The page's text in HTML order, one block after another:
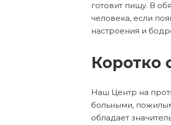
готовит пищу. В
человека, если
настроения и
Коротко
Наш Центр на
больными,
обладает